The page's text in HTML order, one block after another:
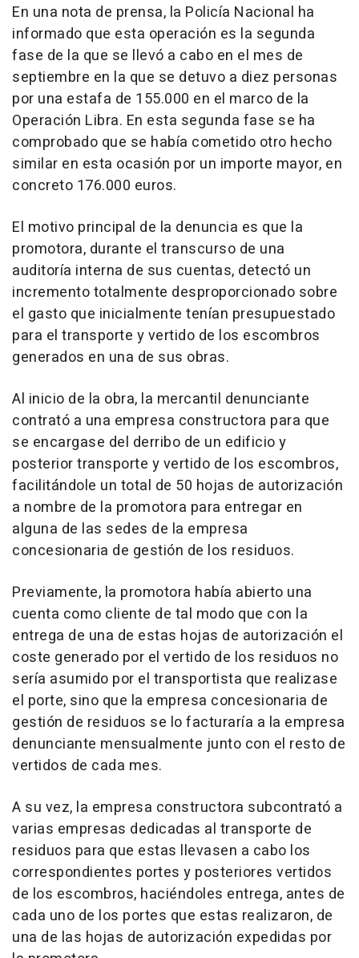
En una nota de prensa, la Policía Nacional ha
informado que esta operación es la segunda
fase de la que se llevó a cabo en el mes de
septiembre en la que se detuvo a diez personas
por una estafa de 155.000 en el marco de la
Operación Libra. En esta segunda fase se ha
comprobado que se había cometido otro hecho
similar en esta ocasión por un importe mayor, en
concreto 176.000 euros.
El motivo principal de la denuncia es que la
promotora, durante el transcurso de una
auditoría interna de sus cuentas, detectó un
incremento totalmente desproporcionado sobre
el gasto que inicialmente tenían presupuestado
para el transporte y vertido de los escombros
generados en una de sus obras.
Al inicio de la obra, la mercantil denunciante
contrató a una empresa constructora para que
se encargase del derribo de un edificio y
posterior transporte y vertido de los escombros,
facilitándole un total de 50 hojas de autorización
a nombre de la promotora para entregar en
alguna de las sedes de la empresa
concesionaria de gestión de los residuos.
Previamente, la promotora había abierto una
cuenta como cliente de tal modo que con la
entrega de una de estas hojas de autorización el
coste generado por el vertido de los residuos no
sería asumido por el transportista que realizase
el porte, sino que la empresa concesionaria de
gestión de residuos se lo facturaría a la empresa
denunciante mensualmente junto con el resto de
vertidos de cada mes.
A su vez, la empresa constructora subcontrató a
varias empresas dedicadas al transporte de
residuos para que estas llevasen a cabo los
correspondientes portes y posteriores vertidos
de los escombros, haciéndoles entrega, antes de
cada uno de los portes que estas realizaron, de
una de las hojas de autorización expedidas por